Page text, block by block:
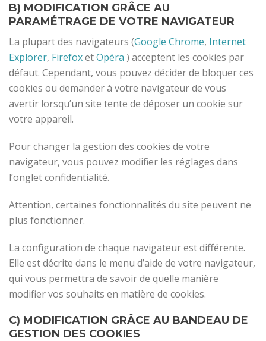
B) MODIFICATION GRÂCE AU
PARAMÉTRAGE DE VOTRE NAVIGATEUR
La plupart des navigateurs (Google Chrome, Internet
Explorer, FirefoxetOpéra ) acceptent les cookies par
défaut. Cependant, vous pouvez décider de bloquer ces
cookies ou demander à votre navigateur de vous
avertir lorsqu’un site tente de déposer un cookie sur
votre appareil.
Pour changer la gestion des cookies de votre
navigateur, vous pouvez modifier les réglages dans
l’onglet confidentialité.
Attention, certaines fonctionnalités du site peuvent ne
plus fonctionner.
La configuration de chaque navigateur est différente.
Elle est décrite dans le menu d’aide de votre navigateur,
qui vous permettra de savoir de quelle manière
modifier vos souhaits en matière de cookies.
C) MODIFICATION GRÂCE AU BANDEAU DE
GESTION DES COOKIES